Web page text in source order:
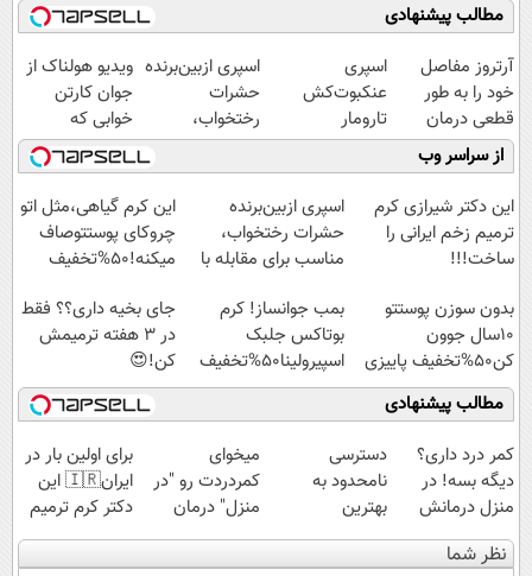
مطالب پیشنهادی
آرتروز مفاصل
خود را به طور
قطعی درمان
کنید!
◗پرسش‌نامه◖
اسپری
عنکبوت‌‌کش
تارومار
ازبین‌برنده انواع
عنکبوت
اسپری ازبین‌برنده
حشرات
رختخواب،
مناسب برای
مقابله با انواع
ساس
ویدیو هولناک از
جوان کارتن
خوابی که
میلیاردر شد.
آموزش رایگان
از سراسر وب
این دکتر شیرازی کرم
ترمیم زخم ایرانی را
ساخت!!!
اسپری ازبین‌برنده
حشرات رختخواب،
مناسب برای مقابله با
این کرم گیاهی،مثل اتو
چروکای پوستتوصاف
میکنه!50%تخفیف
بدون سوزن پوستتو
10سال جوون
کن50%تخفیف پاییزی
بمب جوانساز! کرم
بوتاکس جلبک
اسپیرولینا50%تخفیف
جای بخیه داری؟؟ فقط
در 3 هفته ترمیمش
کن!😍
مطالب پیشنهادی
کمر درد داری؟
دیگه بسه! در
منزل درمانش
کن
(◀پرسش‌نامه)
دسترسی
نامحدود به
بهترین
آموزش‌ها تا روز
کنکور
میخوای
کمردردت رو "در
منزل" درمان
کنی؟ (◂فیلم +
◂پرسش‌نامه)
برای اولین بار در
ایران🇮🇷 این
دکتر کرم ترمیم
کننده 23 روزه
ساخت!
نظر شما